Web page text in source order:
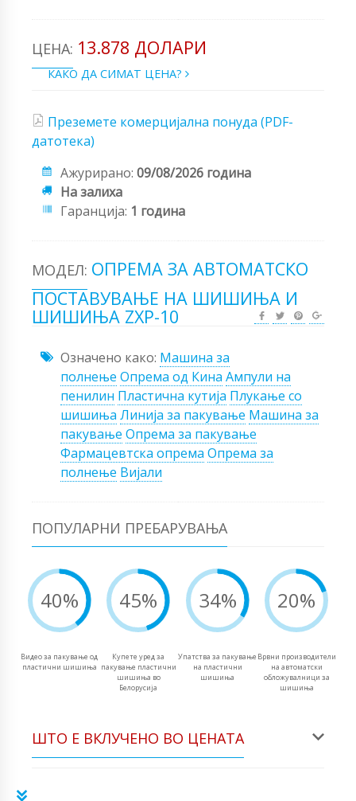
ЦЕНА: 13.878 ДОЛАРИ
КАКО ДА СИМАТ ЦЕНА?
Преземете комерцијална понуда (PDF-
датотека)
Ажурирано: 09/08/2026 година
На залиха
Гаранција: 1 година
МОДЕЛ: ОПРЕМА ЗА АВТОМАТСКО
ПОСТАВУВАЊЕ НА ШИШИЊА И
ШИШИЊА ZXP-10
Означено како: Машина за
полнење Опрема од Кина Ампули на
пенилин Пластична кутија Плукање со
шишиња Линија за пакување Машина за
пакување Опрема за пакување
Фармацевтска опрема Опрема за
полнење Вијали
ПОПУЛАРНИ ПРЕБАРУВАЊА
40%
Видео за пакување од
пластични шишиња
45%
Купете уред за
пакување пластични
шишиња во
Белорусија
34%
Упатства за пакување
на пластични
шишиња
20%
Врвни производители
на автоматски
обложувалници за
шишиња
ШТО Е ВКЛУЧЕНО ВО ЦЕНАТА